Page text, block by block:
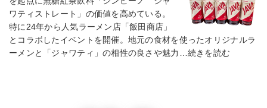
ワティストレート」の価値を高めている。
特に24年から人気ラーメン店「飯田商店」
とコラボしたイベントを開催。地元の食材を使ったオリジナルラ
ーメンと「ジャワティ」の相性の良さや魅力…続きを読む